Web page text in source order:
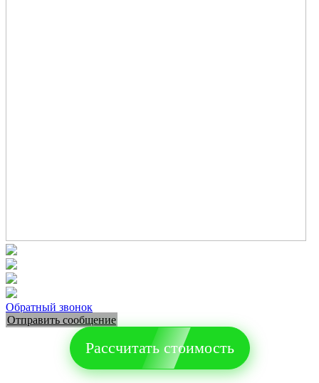
Обратный звонок
Отправить сообщение
Рассчитать стоимость